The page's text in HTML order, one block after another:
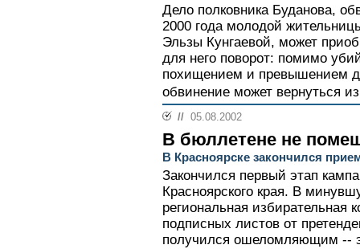
Дело полковника Буданова,
2000 года молодой
Эльзы Кунгаевой, может
для него поворот: помимо
похищением и превышением
обвинение может вернуться
// 05.08.2002
В бюллетене не
В Красноярске закончился
Закончился первый этап
Красноярского края. В
региональная избирательная
подписных листов от
получился ошеломляющим --